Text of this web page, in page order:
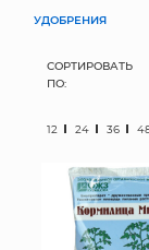
УДОБРЕНИЯ
СОРТИРОВАТЬ
ПО:
12 24 36